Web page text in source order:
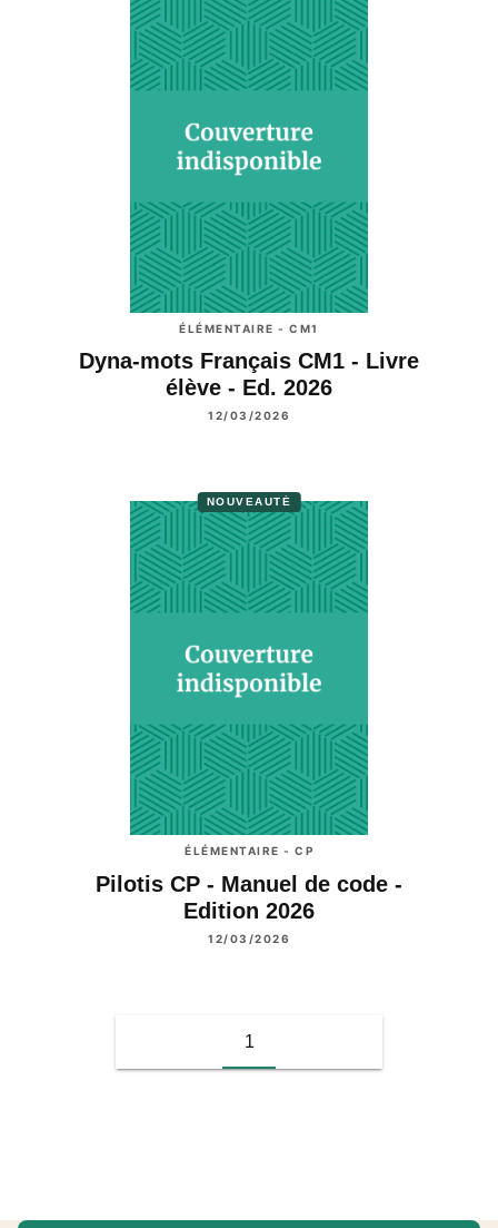
ÉLÉMENTAIRE - CM1
Dyna-mots Français CM1 - Livre
élève - Ed. 2026
12/03/2026
NOUVEAUTÉ
ÉLÉMENTAIRE - CP
Pilotis CP - Manuel de code -
Edition 2026
12/03/2026
1